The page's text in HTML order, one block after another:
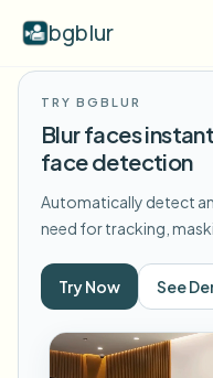
bgblur
示例
浏览完整示例库
功能
TRY BGBLUR
Blur faces
face detection
Automatically detect
need for tracking,
Try Now See